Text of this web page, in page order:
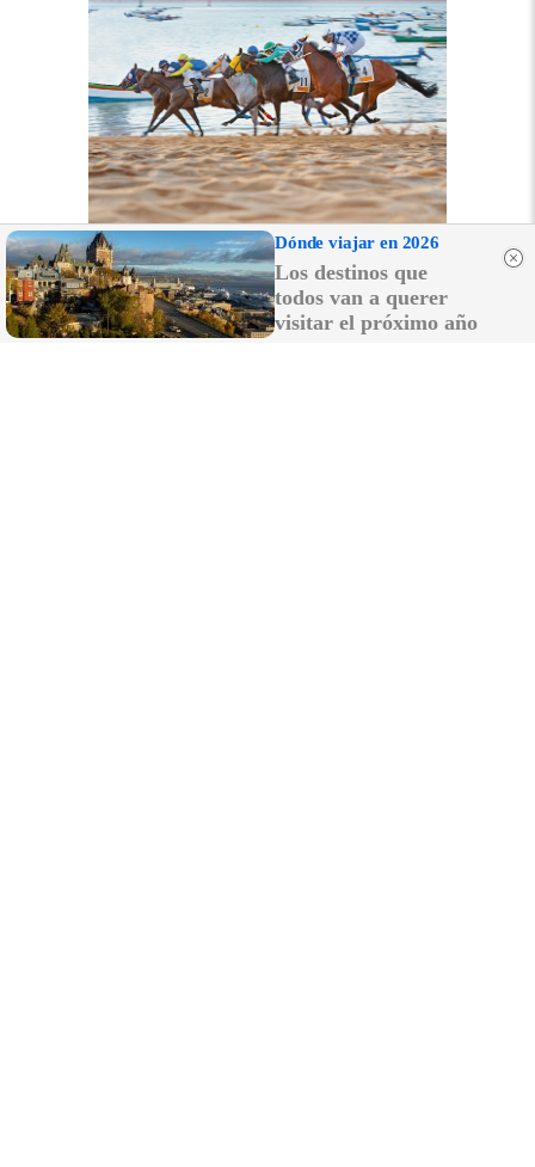
Dónde viajar en 2026
Los destinos que
todos van a querer
visitar el próximo año